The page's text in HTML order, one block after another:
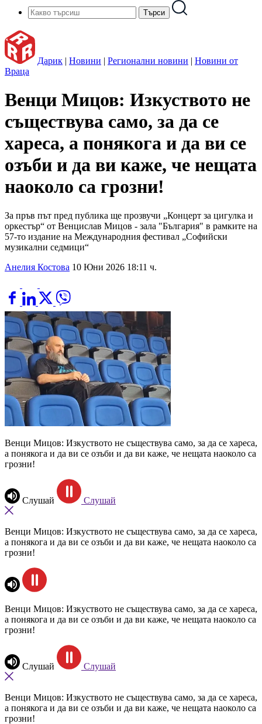
Дарик | Новини | Регионални новини | Новини от
Враца
Венци Мицов: Изкуството не
съществува само, за да се
хареса, а понякога и да ви се
озъби и да ви каже, че нещата
наоколо са грозни!
За пръв път пред публика ще прозвучи „Концерт за цигулка и
оркестър“ от Венцислав Мицов - зала "България" в рамките на
57-то издание на Международния фестивал „Софийски
музикални седмици“
Анелия Костова 10 Юни 2026 18:11 ч.
Венци Мицов: Изкуството не съществува само, за да се хареса,
а понякога и да ви се озъби и да ви каже, че нещата наоколо са
грозни!
Слушай Слушай
Венци Мицов: Изкуството не съществува само, за да се хареса,
а понякога и да ви се озъби и да ви каже, че нещата наоколо са
грозни!
Венци Мицов: Изкуството не съществува само, за да се хареса,
а понякога и да ви се озъби и да ви каже, че нещата наоколо са
грозни!
Слушай Слушай
Венци Мицов: Изкуството не съществува само, за да се хареса,
а понякога и да ви се озъби и да ви каже, че нещата наоколо са
грозни!